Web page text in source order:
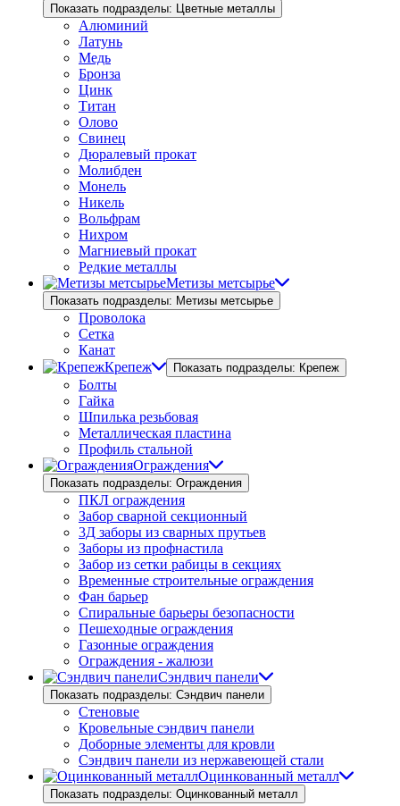
Показать подразделы: Цветные металлы
Алюминий
Латунь
Медь
Бронза
Цинк
Титан
Олово
Свинец
Дюралевый прокат
Молибден
Монель
Никель
Вольфрам
Нихром
Магниевый прокат
Редкие металлы
Метизы метсырье
Показать подразделы: Метизы метсырье
Проволока
Сетка
Канат
Крепеж
Показать подразделы: Крепеж
Болты
Гайка
Шпилька резьбовая
Металлическая пластина
Профиль стальной
Ограждения
Показать подразделы: Ограждения
ПКЛ ограждения
Забор сварной секционный
3Д заборы из сварных прутьев
Заборы из профнастила
Забор из сетки рабицы в секциях
Временные строительные ограждения
Фан барьер
Спиральные барьеры безопасности
Пешеходные ограждения
Газонные ограждения
Ограждения - жалюзи
Сэндвич панели
Показать подразделы: Сэндвич панели
Стеновые
Кровельные сэндвич панели
Доборные элементы для кровли
Сэндвич панели из нержавеющей стали
Оцинкованный металл
Показать подразделы: Оцинкованный металл